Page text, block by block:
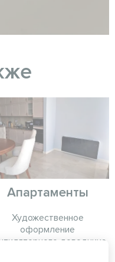
Апартаменты
Художественное
оформление
доводчика